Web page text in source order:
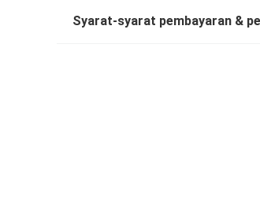
Syarat-syarat pembayaran &